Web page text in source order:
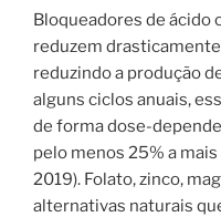
Bloqueadores de ácido
reduzem
reduzindo a produção
alguns ciclos anuais,
de forma dose-
pelo menos 25% a
2019). Folato, zinco,
alternativas naturais